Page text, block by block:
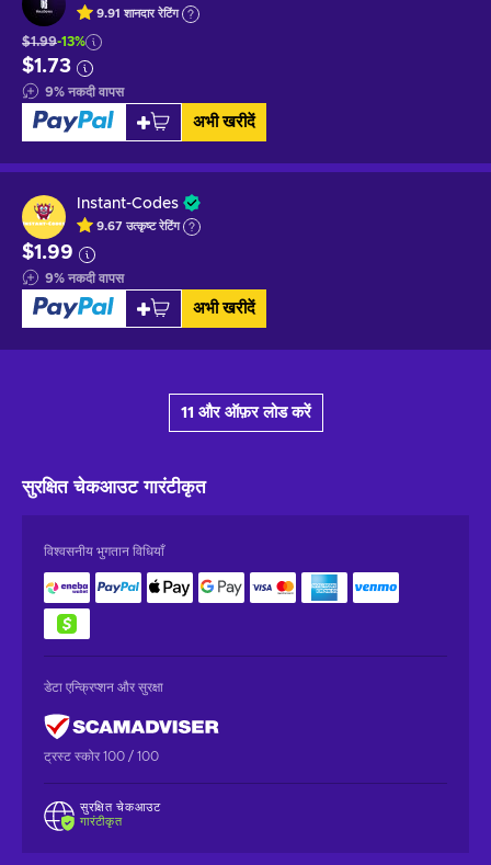
9.91 शानदाररेटिंग
$1.99-13%
$1.73
9% नकदी वापस
अभी खरीदें
Instant-Codes
9.67 उत्कृष्टरेटिंग
$1.99
9% नकदी वापस
अभी खरीदें
11 और ऑफ़र लोड करें
सुरक्षित चेकआउटगारंटीकृत
विश्वसनीय भुगतान विधियाँ
डेटा एन्क्रिप्शन और सुरक्षा
ट्रस्ट स्कोर 100 / 100
सुरक्षित चेकआउट
गारंटीकृत